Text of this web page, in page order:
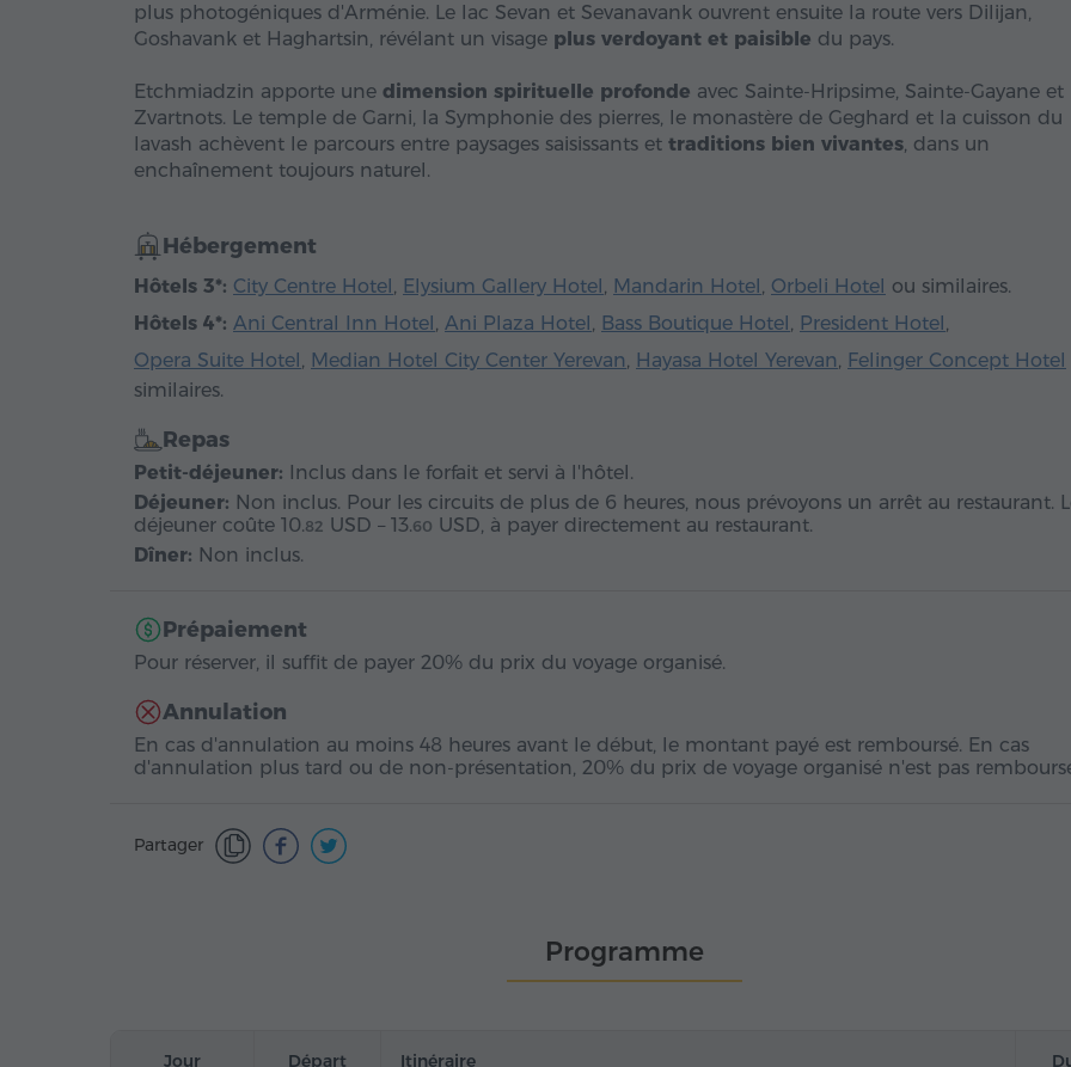
plus photogéniques d'Arménie. Le lac Sevan et Sevanavank ouvrent ensuite la route vers Dilijan,
Goshavank et Haghartsin, révélant un visage plus verdoyant et paisible du pays.
Etchmiadzin apporte une dimension spirituelle profonde avec Sainte-Hripsime, Sainte-Gayane et
Zvartnots. Le temple de Garni, la Symphonie des pierres, le monastère de Geghard et la cuisson du
lavash achèvent le parcours entre paysages saisissants et traditions bien vivantes, dans un
enchaînement toujours naturel.
Hébergement
Hôtels 3*: City Centre Hotel, Elysium Gallery Hotel, Mandarin Hotel, Orbeli Hotel ou similaires.
Hôtels 4*: Ani Central Inn Hotel, Ani Plaza Hotel, Bass Boutique Hotel, President Hotel,
Opera Suite Hotel, Median Hotel City Center Yerevan, Hayasa Hotel Yerevan, Felinger Concept Hotel
similaires.
Repas
Petit-déjeuner: Inclus dans le forfait et servi à l'hôtel.
Déjeuner: Non inclus. Pour les circuits de plus de 6 heures, nous prévoyons un arrêt au restaurant.
déjeuner coûte 10.82 USD – 13.60 USD, à payer directement au restaurant.
Dîner: Non inclus.
Prépaiement
Pour réserver, il suffit de payer 20% du prix du voyage organisé.
Annulation
En cas d'annulation au moins 48 heures avant le début, le montant payé est remboursé. En cas
d'annulation plus tard ou de non-présentation, 20% du prix de voyage organisé n'est pas
Partager
Programme
Jour Départ Itinéraire